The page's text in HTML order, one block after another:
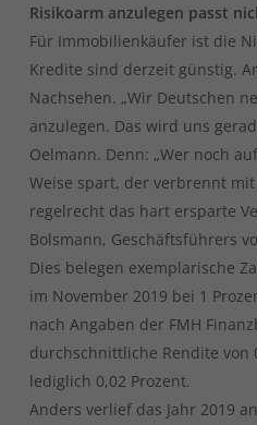
Risikoarm anzulegen passt
Für Immobilienkäufer ist die
Kredite sind derzeit günstig.
Nachsehen. „Wir Deutschen
anzulegen. Das wird uns
Oelmann. Denn: „Wer noch
Weise spart, der verbrennt
regelrecht das hart ersparte
Bolsmann, Geschäftsführers
Dies belegen exemplarische
im November 2019 bei 1
nach Angaben der FMH
durchschnittliche Rendite von
lediglich 0,02 Prozent.
Anders verlief das Jahr 2019